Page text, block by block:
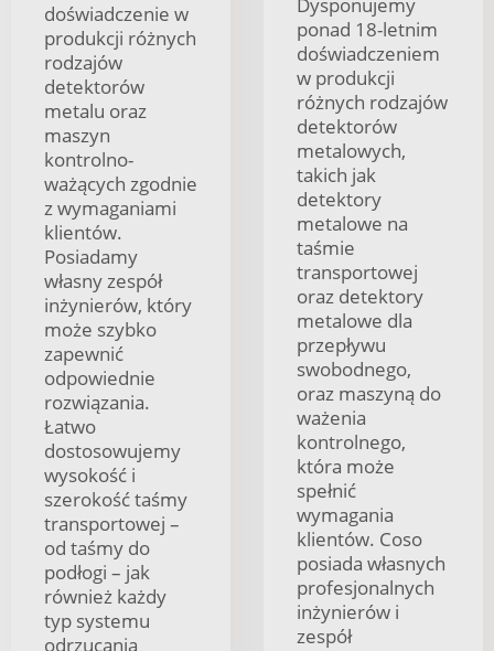
doświadczenie w
produkcji różnych
rodzajów
detektorów
metalu oraz
maszyn
kontrolno-
ważących zgodnie
z wymaganiami
klientów.
Posiadamy
własny zespół
inżynierów, który
może szybko
zapewnić
odpowiednie
rozwiązania.
Łatwo
dostosowujemy
wysokość i
szerokość taśmy
transportowej –
od taśmy do
podłogi – jak
również każdy
typ systemu
odrzucania
Dysponujemy
ponad 18-letnim
doświadczeniem
w produkcji
różnych rodzajów
detektorów
metalowych,
takich jak
detektory
metalowe na
taśmie
transportowej
oraz detektory
metalowe dla
przepływu
swobodnego,
oraz maszyną do
ważenia
kontrolnego,
która może
spełnić
wymagania
klientów. Coso
posiada własnych
profesjonalnych
inżynierów i
zespół